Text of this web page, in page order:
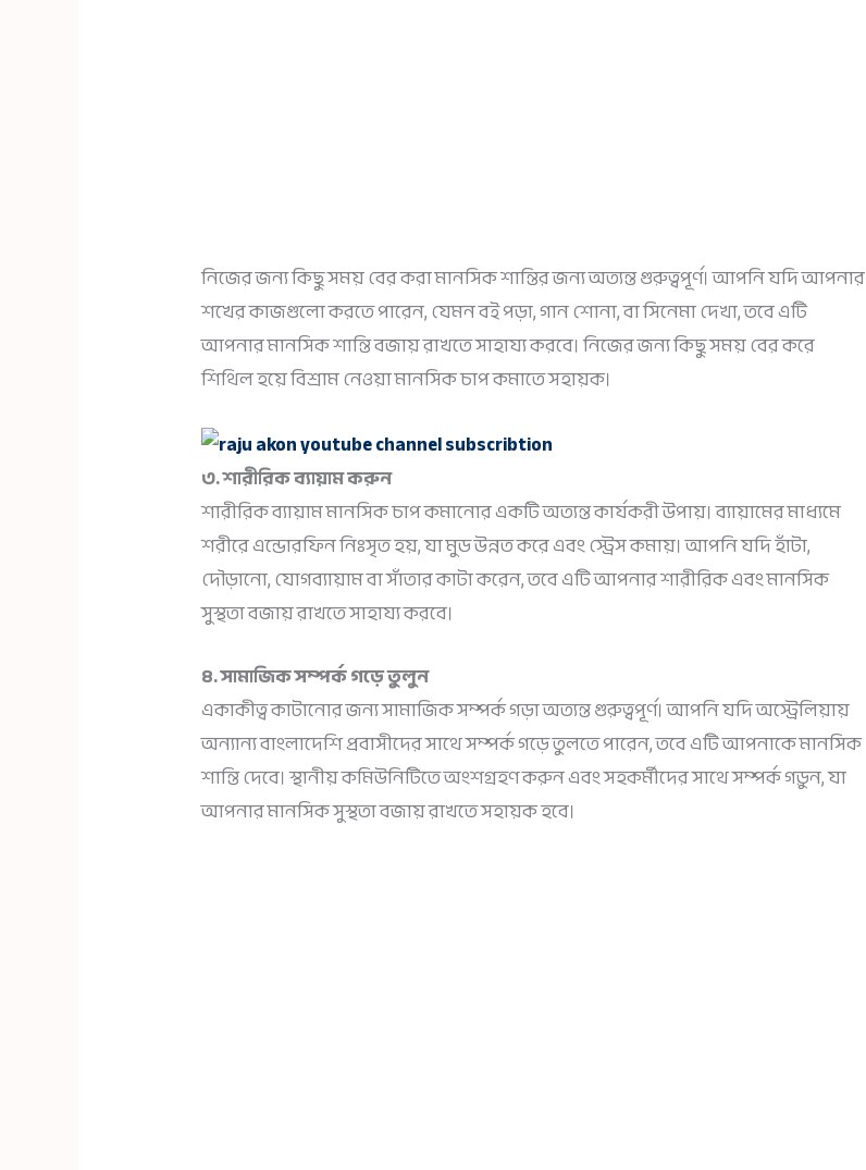
নিজের জন্য কিছু সময় বের করা মানসিক শান্তির জন্য অত্যন্ত গুরুত্বপূর্ণ। আপনি যদি আপনার
শখের কাজগুলো করতে পারেন, যেমন বই পড়া, গান শোনা, বা সিনেমা দেখা, তবে এটি
আপনার মানসিক শান্তি বজায় রাখতে সাহায্য করবে। নিজের জন্য কিছু সময় বের করে
শিথিল হয়ে বিশ্রাম নেওয়া মানসিক চাপ কমাতে সহায়ক।
৩. শারীরিক ব্যায়াম করুন
শারীরিক ব্যায়াম মানসিক চাপ কমানোর একটি অত্যন্ত কার্যকরী উপায়। ব্যায়ামের মাধ্যমে
শরীরে এন্ডোরফিন নিঃসৃত হয়, যা মুড উন্নত করে এবং স্ট্রেস কমায়। আপনি যদি হাঁটা,
দৌড়ানো, যোগব্যায়াম বা সাঁতার কাটা করেন, তবে এটি আপনার শারীরিক এবং মানসিক
সুস্থতা বজায় রাখতে সাহায্য করবে।
৪. সামাজিক সম্পর্ক গড়ে তুলুন
একাকীত্ব কাটানোর জন্য সামাজিক সম্পর্ক গড়া অত্যন্ত গুরুত্বপূর্ণ। আপনি যদি অস্ট্রেলিয়ায়
অন্যান্য বাংলাদেশি প্রবাসীদের সাথে সম্পর্ক গড়ে তুলতে পারেন, তবে এটি আপনাকে মানসিক
শান্তি দেবে। স্থানীয় কমিউনিটিতে অংশগ্রহণ করুন এবং সহকর্মীদের সাথে সম্পর্ক গড়ুন, যা
আপনার মানসিক সুস্থতা বজায় রাখতে সহায়ক হবে।